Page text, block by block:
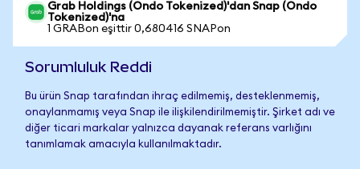
Grab Holdings (Ondo Tokenized)'dan Snap (Ondo
Tokenized)'na
1 GRABon eşittir 0,680416 SNAPon
Sorumluluk Reddi
Bu ürün Snap tarafından ihraç edilmemiş, desteklenmemiş,
onaylanmamış veya Snap ile ilişkilendirilmemiştir. Şirket adı ve
diğer ticari markalar yalnızca dayanak referans varlığını
tanımlamak amacıyla kullanılmaktadır.